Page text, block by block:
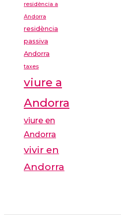
residència a
Andorra
residència
passiva
Andorra
taxes
viure a
Andorra
viure en
Andorra
vivir en
Andorra